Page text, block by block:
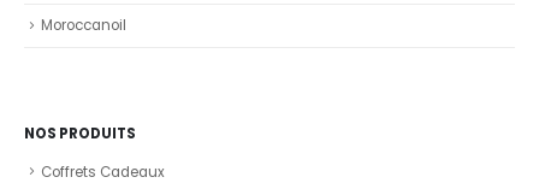
Moroccanoil
NOS PRODUITS
Coffrets Cadeaux